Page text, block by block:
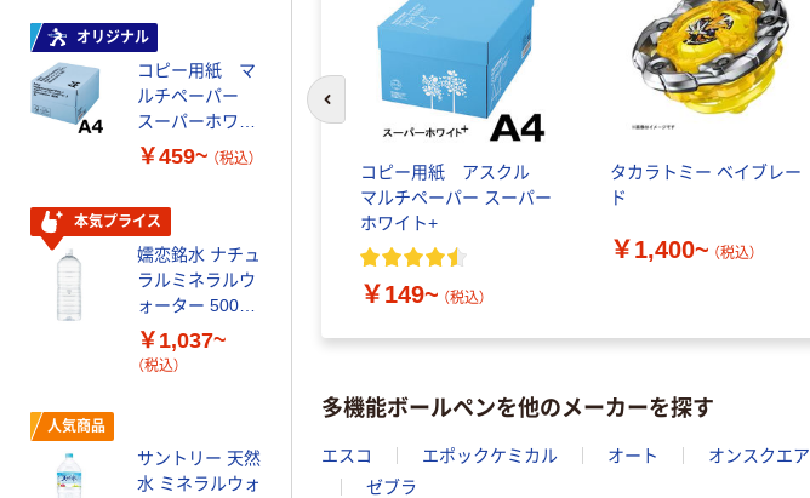
コピー用紙 アスクル
マルチペーパー スーパー
ホワイト+
￥149~ （税込）
タカラトミー ベイブレー
ド
￥1,400~ （税込）
前のスライドへ
多機能ボールペンを他のメーカーを探す
エスコ エポックケミカル オート オンスクエア
ゼブラ
オリジナル
コピー用紙 マ
ルチペーパー
スーパーホワイ
トＪ 国内生産
￥459~ （税込）
本気プライス
嬬恋銘水 ナチュ
ラルミネラルウ
ォーター 500ml
キャップシール
付き／2Lラベル
￥1,037~
（税込）
人気商品
サントリー 天然
水 ミネラルウォ